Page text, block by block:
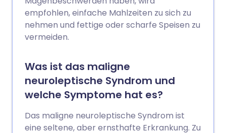
empfohlen, einfache Mahlzeiten zu sich zu
nehmen und fettige oder scharfe Speisen zu
vermeiden.
Was ist das maligne
neuroleptische Syndrom und
welche Symptome hat es?
Das maligne neuroleptische Syndrom ist
eine seltene, aber ernsthafte Erkrankung. Zu